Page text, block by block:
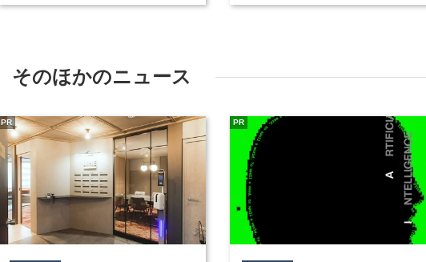
そのほかのニュース
PR PR